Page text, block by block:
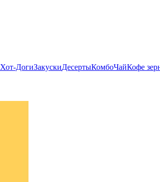
Хот-ДогиЗакускиДесертыКомбоЧайКофе